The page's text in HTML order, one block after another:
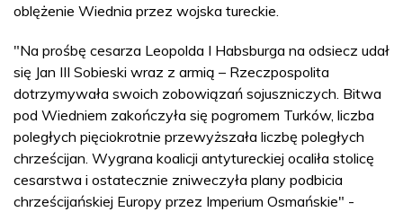
oblężenie Wiednia przez wojska tureckie.
"Na prośbę cesarza Leopolda I Habsburga na odsiecz udał
się Jan III Sobieski wraz z armią – Rzeczpospolita
dotrzymywała swoich zobowiązań sojuszniczych. Bitwa
pod Wiedniem zakończyła się pogromem Turków, liczba
poległych pięciokrotnie przewyższała liczbę poległych
chrześcijan. Wygrana koalicji antytureckiej ocaliła stolicę
cesarstwa i ostatecznie zniweczyła plany podbicia
chrześcijańskiej Europy przez Imperium Osmańskie" -